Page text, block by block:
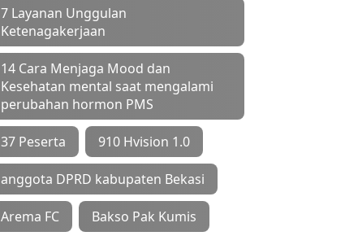
7 Layanan Unggulan
Ketenagakerjaan
14 Cara Menjaga Mood dan
Kesehatan mental saat mengalami
perubahan hormon PMS
37 Peserta 910 Hvision 1.0
anggota DPRD kabupaten Bekasi
Arema FC Bakso Pak Kumis